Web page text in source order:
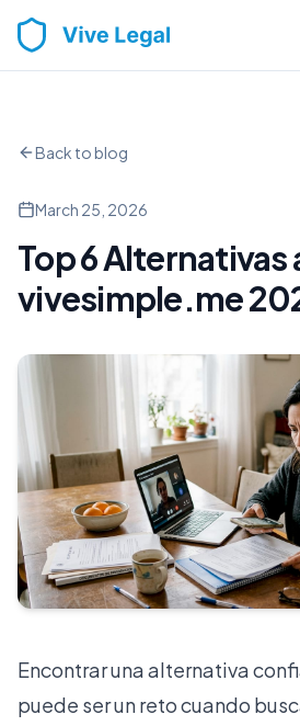
Back to blog
March 25, 2026
Top 6 Alternativas
vivesimple.me
Encontrar una alternativa
puede ser un reto cuando